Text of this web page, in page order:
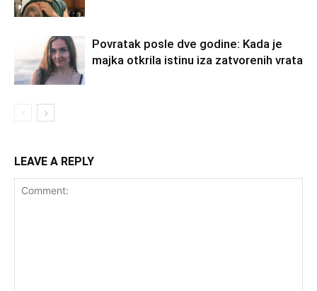
Povratak posle dve godine: Kada je
majka otkrila istinu iza zatvorenih vrata
LEAVE A REPLY